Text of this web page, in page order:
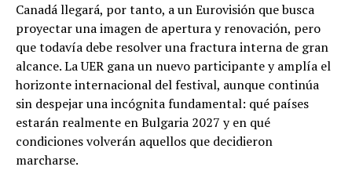
Canadá llegará, por tanto, a un Eurovisión que busca
proyectar una imagen de apertura y renovación, pero
que todavía debe resolver una fractura interna de gran
alcance. La UER gana un nuevo participante y amplía el
horizonte internacional del festival, aunque continúa
sin despejar una incógnita fundamental: qué países
estarán realmente en Bulgaria 2027 y en qué
condiciones volverán aquellos que decidieron
marcharse.